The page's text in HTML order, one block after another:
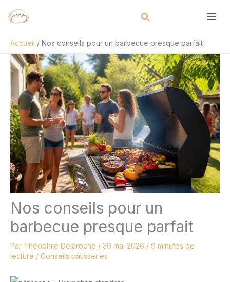
Accueil
Nos conseils pour un barbecue presque parfait
Nos conseils pour un
barbecue presque parfait
Par Théophile Delaroche / 30 mai 2026 / 9 minutes de
lecture / Conseils pâtisseries